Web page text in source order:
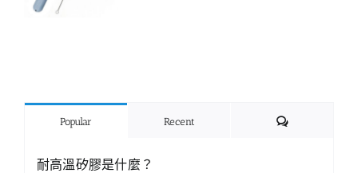
Popular Recent Comments
耐高溫矽膠是什麼？